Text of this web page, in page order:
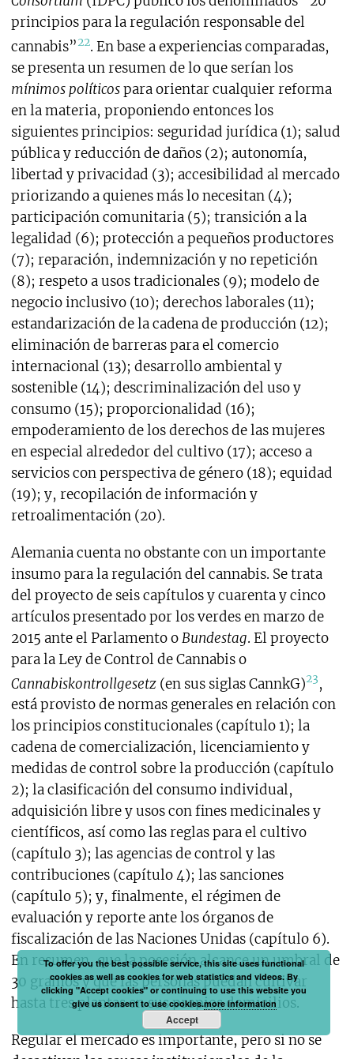
principios para la regulación responsable del
cannabis”22. En base a experiencias comparadas,
se presenta un resumen de lo que serían los
mínimos políticospara orientar cualquier reforma
en la materia, proponiendo entonces los
siguientes principios: seguridad jurídica (1); salud
pública y reducción de daños (2); autonomía,
libertad y privacidad (3); accesibilidad al mercado
priorizando a quienes más lo necesitan (4);
participación comunitaria (5); transición a la
legalidad (6); protección a pequeños productores
(7); reparación, indemnización y no repetición
(8); respeto a usos tradicionales (9); modelo de
negocio inclusivo (10); derechos laborales (11);
estandarización de la cadena de producción (12);
eliminación de barreras para el comercio
internacional (13); desarrollo ambiental y
sostenible (14); descriminalización del uso y
consumo (15); proporcionalidad (16);
empoderamiento de los derechos de las mujeres
en especial alrededor del cultivo (17); acceso a
servicios con perspectiva de género (18); equidad
(19); y, recopilación de información y
retroalimentación (20).
Alemania cuenta no obstante con un importante
insumo para la regulación del cannabis. Se trata
del proyecto de seis capítulos y cuarenta y cinco
artículos presentado por los verdes en marzo de
2015 ante el Parlamento oBundestag. El proyecto
para la Ley de Control de Cannabis o
Cannabiskontrollgesetz (en sus siglas CannkG)23,
está provisto de normas generales en relación con
los principios constitucionales (capítulo 1); la
cadena de comercialización, licenciamiento y
medidas de control sobre la producción (capítulo
2); la clasificación del consumo individual,
adquisición libre y usos con fines medicinales y
científicos, así como las reglas para el cultivo
(capítulo 3); las agencias de control y las
contribuciones (capítulo 4); las sanciones
(capítulo 5); y, finalmente, el régimen de
evaluación y reporte ante los órganos de
fiscalización de las Naciones Unidas (capítulo 6).
En resumen, que la posesión alcance un umbral de
30 gramos y que las personas puedan cultivar
hasta tres plantas en sus propios domicilios.
Regular el mercado es importante, pero si no se
To offer you the best possible service, this site uses functional
cookies as well as cookies for web statistics and videos. By
clicking "Accept cookies" or continuing to use this website you
give us consent to use cookies.more information
Accept